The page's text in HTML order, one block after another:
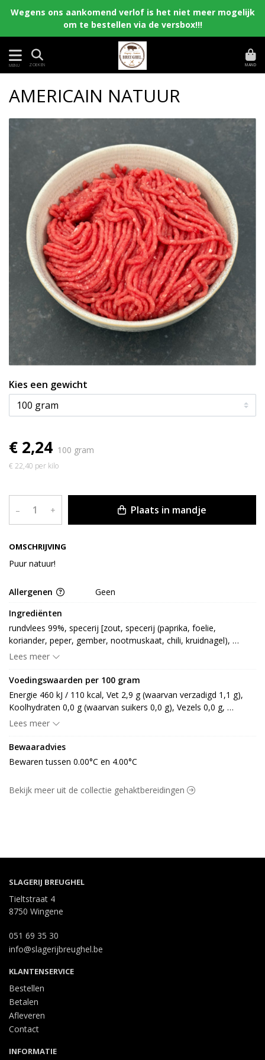
Wegens ons aankomend verlof is het niet meer mogelijk
om te bestellen via de versbox!!!
MENU ZOEKEN MAND
OMSCHRIJVING
Puur natuur!
AMERICAIN NATUUR
Kies een gewicht
€ 2,24 100 gram
€ 22,40 per kilo
– + Plaats in mandje
Allergenen
Geen
Ingrediënten
rundvlees 99%, specerij [zout, specerij (paprika, foelie,
koriander, peper, gember, nootmuskaat, chili, kruidnagel),
dextrose]
Lees meer
Voedingswaarden per 100 gram
Energie 460 kJ / 110 kcal, Vet 2,9 g (waarvan verzadigd 1,1 g),
Koolhydraten 0,0 g (waarvan suikers 0,0 g), Vezels 0,0 g,
Eiwitten 20,9 g, Zout 0,6 g.
Lees meer
Bewaaradvies
Bewaren tussen 0.00°C en 4.00°C
Bekijk meer uit de collectie gehaktbereidingen
SLAGERIJ BREUGHEL
Tieltstraat 4
8750 Wingene
051 69 35 30
info@slagerijbreughel.be
KLANTENSERVICE
Bestellen
Betalen
Afleveren
Contact
INFORMATIE